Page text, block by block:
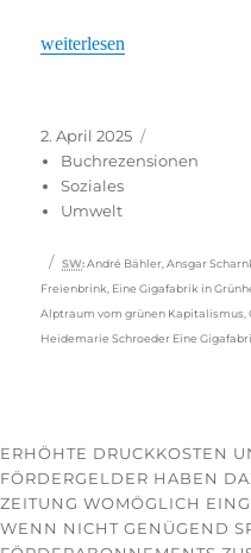
„Streitschrift gegen Tesla“
weiterlesen
Veröffentlicht
am
2. April 2025
Buchrezensionen
Soziales
Umwelt
Schlagwörter
SW: André Bähler,Ansgar
Freienbrink, Eine Gigafabrik in
Alptraum vom grünen Kapitalismus,
Heidemarie Schroeder Eine
ERHÖHTE DRUCKKOSTEN
FÖRDERGELDER HABEN
ZEITUNG WOMÖGLICH
WENN NICHT GENÜGEND